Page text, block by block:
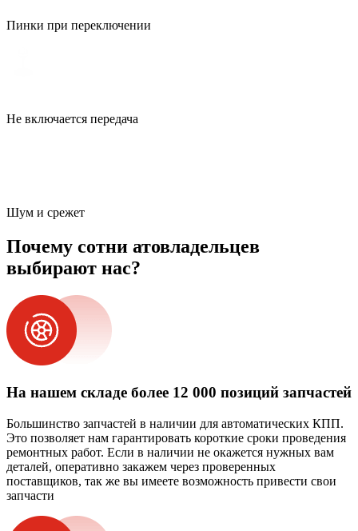
Пинки при переключении
Не включается передача
Шум и срежет
Почему сотни атовладельцев
выбирают нас?
На нашем складе более 12 000 позиций запчастей
Большинство запчастей в наличии для автоматических КПП.
Это позволяет нам гарантировать короткие сроки проведения
ремонтных работ. Если в наличии не окажется нужных вам
деталей, оперативно закажем через проверенных
поставщиков, так же вы имеете возможность привести свои
запчасти